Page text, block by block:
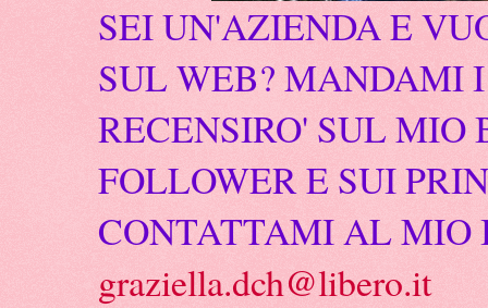
SEI UN'AZIENDA E
SUL WEB? MANDAMI
RECENSIRO' SUL
FOLLOWER E SUI
CONTATTAMI AL
graziella.dch@libero.it